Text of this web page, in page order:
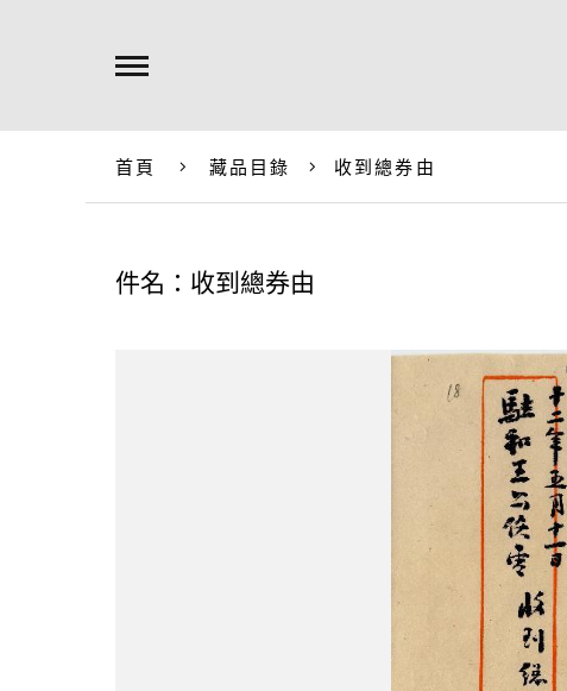
首頁 藏品目錄 收到總券由
件名：收到總券由